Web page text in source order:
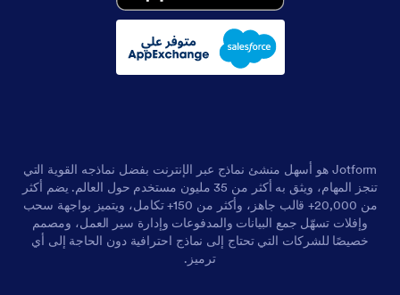
Jotform هو أسهل منشئ نماذج عبر الإنترنت بفضل نماذجه القوية التي
تنجز المهام، ويثق به أكثر من 35 مليون مستخدم حول العالم. يضم أكثر
من 20,000+ قالب جاهز، وأكثر من 150+ تكامل، ويتميز بواجهة سحب
وإفلات تسهّل جمع البيانات والمدفوعات وإدارة سير العمل، ومصمم
خصيصًا للشركات التي تحتاج إلى نماذج احترافية دون الحاجة إلى أي
ترميز.